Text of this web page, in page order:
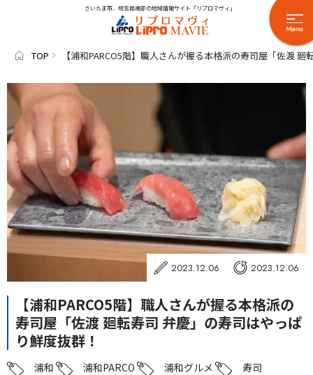
さいたま市、埼玉県南部の地域情報サイト「リプロマヴィ」
TOP 【浦和PARCO5階】職人さんが握る本格派の寿司屋「佐渡
2023.12.06 2023.12.06
【浦和PARCO5階】職人さんが握る本格派の
寿司屋「佐渡 廻転寿司 弁慶」の寿司はやっぱ
り鮮度抜群！
浦和 浦和PARCO 浦和グルメ 寿司